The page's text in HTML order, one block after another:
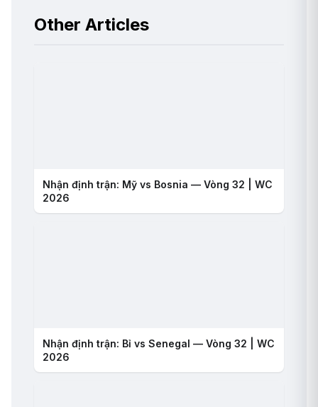
Other Articles
Nhận định trận: Mỹ vs Bosnia — Vòng 32 | WC
2026
Nhận định trận: Bỉ vs Senegal — Vòng 32 | WC
2026